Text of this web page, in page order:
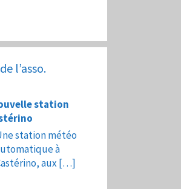
l’asso.
station
station météo
à
aux […]